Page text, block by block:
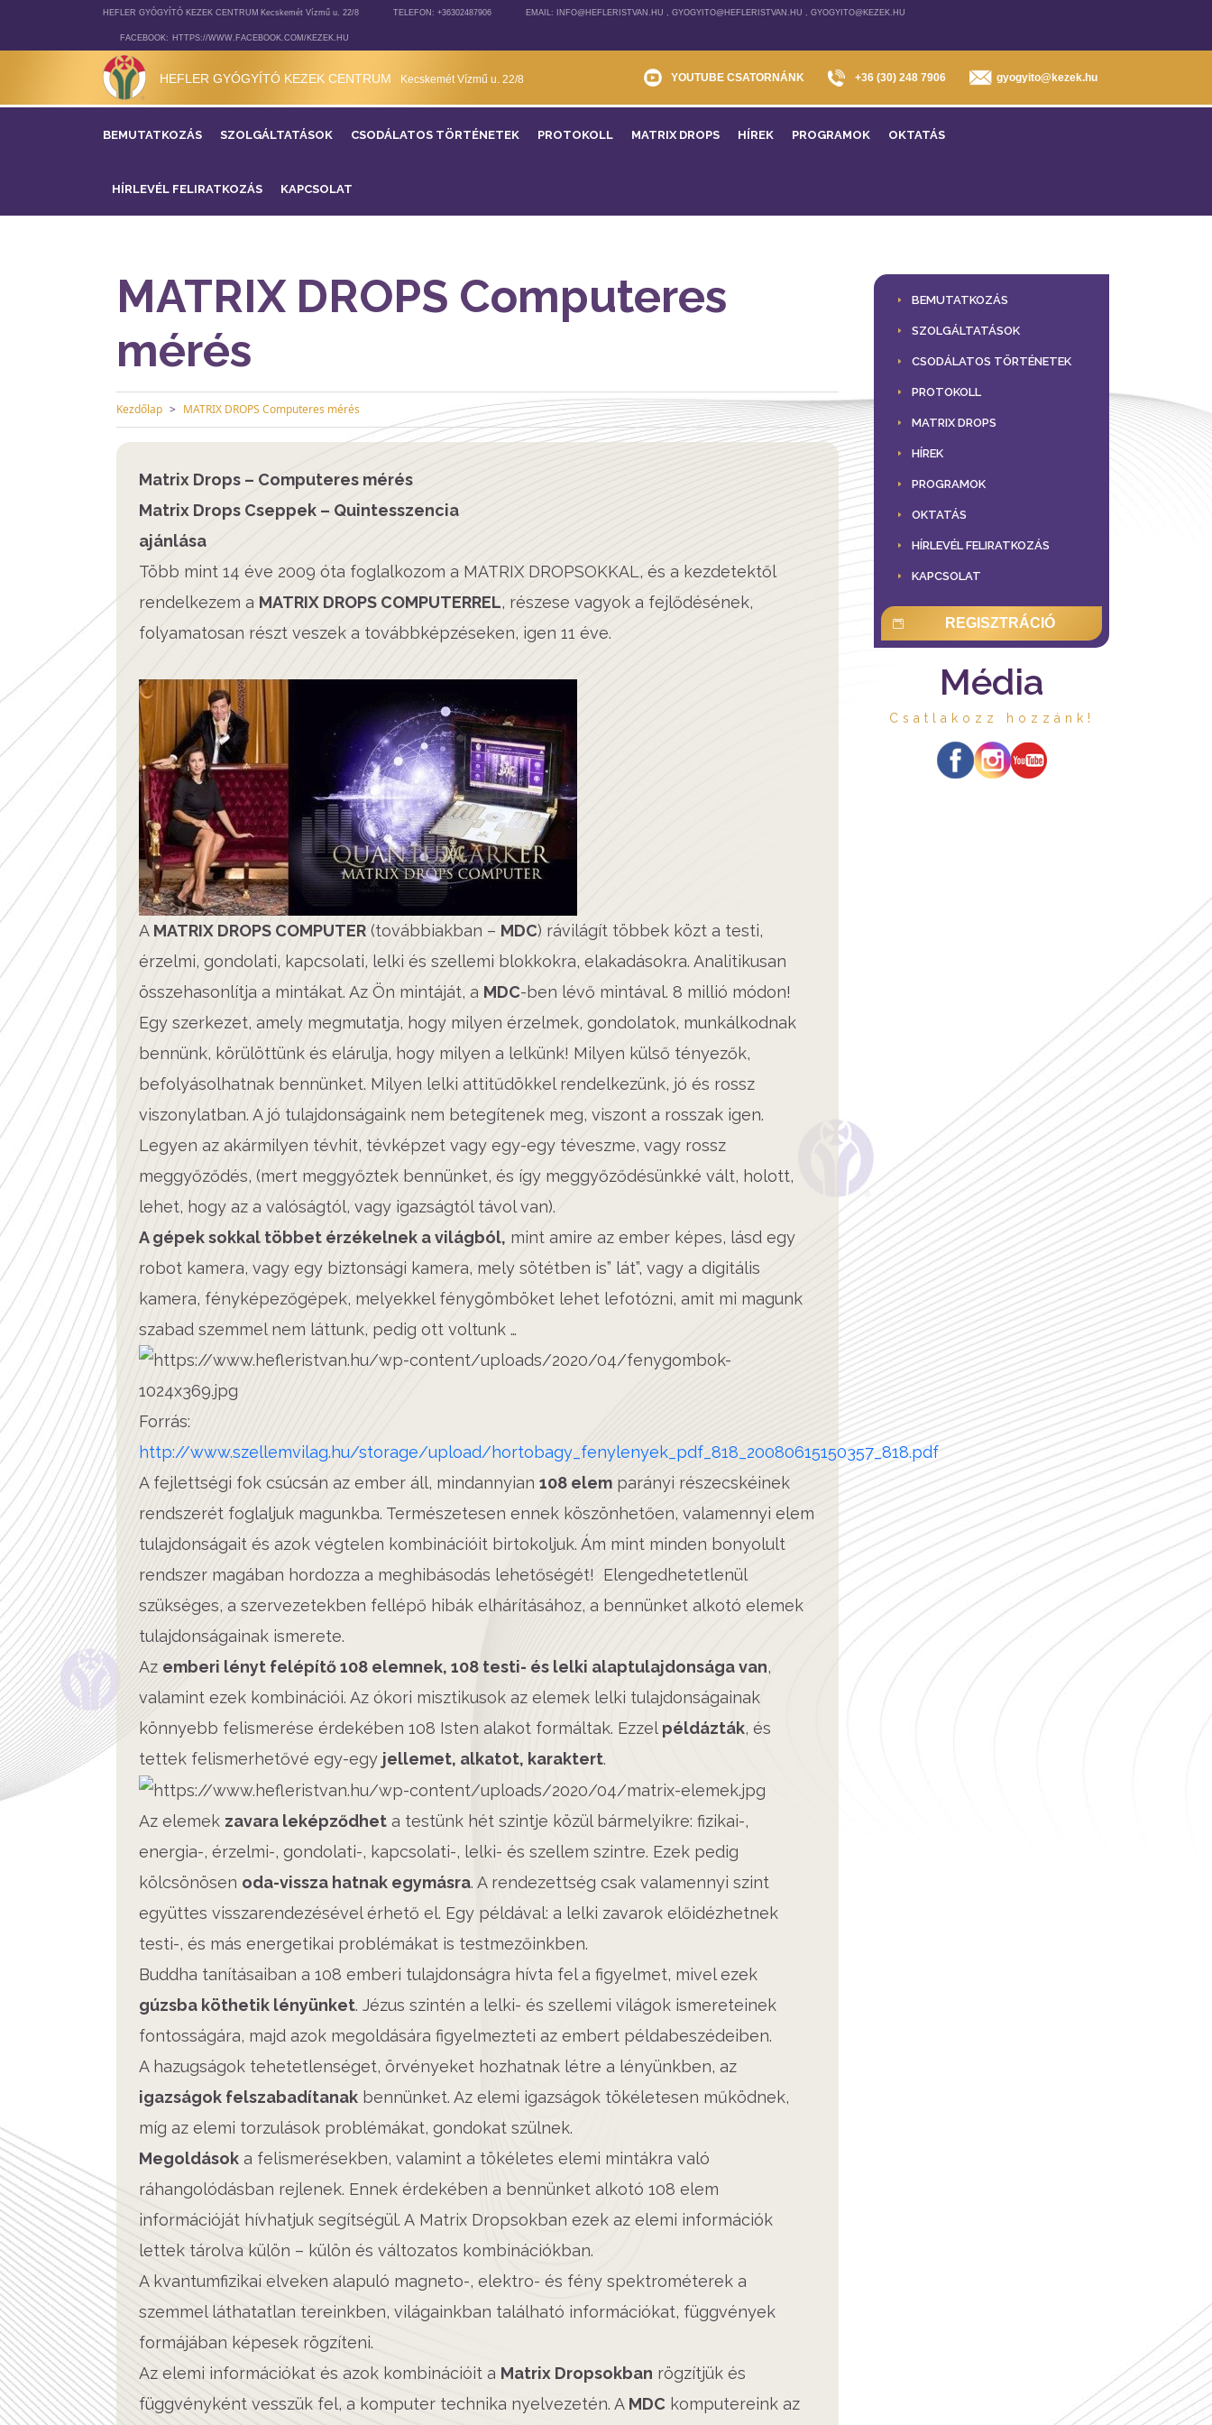
HEFLER GYÓGYÍTÓ KEZEK CENTRUM Kecskemét Vízmű u. 22/8 TELEFON: +36302487906 EMAIL: INFO@HEFLERISTVAN.HU , GYOGYITO@HEFLERISTVAN.HU , GYOGYITO@KEZEK.HU
FACEBOOK: HTTPS://WWW.FACEBOOK.COM/KEZEK.HU
HEFLER GYÓGYÍTÓ KEZEK CENTRUM Kecskemét Vízmű u. 22/8 YOUTUBE CSATORNÁNK +36 (30) 248 7906 gyogyito@kezek.hu
BEMUTATKOZÁS SZOLGÁLTATÁSOK CSODÁLATOS TÖRTÉNETEK PROTOKOLL MATRIX DROPS HÍREK PROGRAMOK OKTATÁS
HÍRLEVÉL FELIRATKOZÁS KAPCSOLAT
MATRIX DROPS Computeres
mérés
Kezdőlap MATRIX DROPS Computeres mérés
Matrix Drops – Computeres mérés
Matrix Drops Cseppek – Quintesszencia
ajánlása
Több mint 14 éve 2009 óta foglalkozom a MATRIX DROPSOKKAL, és a kezdetektől
rendelkezem a MATRIX DROPS COMPUTERREL, részese vagyok a fejlődésének,
folyamatosan részt veszek a továbbképzéseken, igen 11 éve.
A MATRIX DROPS COMPUTER (továbbiakban – MDC) rávilágít többek közt a testi,
érzelmi, gondolati, kapcsolati, lelki és szellemi blokkokra, elakadásokra. Analitikusan
összehasonlítja a mintákat. Az Ön mintáját, a MDC-ben lévő mintával. 8 millió módon!
Egy szerkezet, amely megmutatja, hogy milyen érzelmek, gondolatok, munkálkodnak
bennünk, körülöttünk és elárulja, hogy milyen a lelkünk! Milyen külső tényezők,
befolyásolhatnak bennünket. Milyen lelki attitűdökkel rendelkezünk, jó és rossz
viszonylatban. A jó tulajdonságaink nem betegítenek meg, viszont a rosszak igen.
Legyen az akármilyen tévhit, tévképzet vagy egy-egy téveszme, vagy rossz
meggyőződés, (mert meggyőztek bennünket, és így meggyőződésünkké vált, holott,
lehet, hogy az a valóságtól, vagy igazságtól távol van).
A gépek sokkal többet érzékelnek a világból, mint amire az ember képes, lásd egy
robot kamera, vagy egy biztonsági kamera, mely sötétben is” lát”, vagy a digitális
kamera, fényképezőgépek, melyekkel fénygömböket lehet lefotózni, amit mi magunk
szabad szemmel nem láttunk, pedig ott voltunk …
Forrás:
http://www.szellemvilag.hu/storage/upload/hortobagy_fenylenyek_pdf_818_20080615150357_818.pdf
A fejlettségi fok csúcsán az ember áll, mindannyian 108 elem parányi részecskéinek
rendszerét foglaljuk magunkba. Természetesen ennek köszönhetően, valamennyi elem
tulajdonságait és azok végtelen kombinációit birtokoljuk. Ám mint minden bonyolult
rendszer magában hordozza a meghibásodás lehetőségét! Elengedhetetlenül
szükséges, a szervezetekben fellépő hibák elhárításához, a bennünket alkotó elemek
tulajdonságainak ismerete.
Az emberi lényt felépítő 108 elemnek, 108 testi- és lelki alaptulajdonsága van,
valamint ezek kombinációi. Az ókori misztikusok az elemek lelki tulajdonságainak
könnyebb felismerése érdekében 108 Isten alakot formáltak. Ezzel példázták, és
tettek felismerhetővé egy-egy jellemet, alkatot, karaktert.
Az elemek zavara leképződhet a testünk hét szintje közül bármelyikre: fizikai-,
energia-, érzelmi-, gondolati-, kapcsolati-, lelki- és szellem szintre. Ezek pedig
kölcsönösen oda-vissza hatnak egymásra. A rendezettség csak valamennyi szint
együttes visszarendezésével érhető el. Egy példával: a lelki zavarok előidézhetnek
testi-, és más energetikai problémákat is testmezőinkben.
Buddha tanításaiban a 108 emberi tulajdonságra hívta fel a figyelmet, mivel ezek
gúzsba köthetik lényünket. Jézus szintén a lelki- és szellemi világok ismereteinek
fontosságára, majd azok megoldására figyelmezteti az embert példabeszédeiben.
A hazugságok tehetetlenséget, örvényeket hozhatnak létre a lényünkben, az
igazságok felszabadítanak bennünket. Az elemi igazságok tökéletesen működnek,
míg az elemi torzulások problémákat, gondokat szülnek.
Megoldások a felismerésekben, valamint a tökéletes elemi mintákra való
ráhangolódásban rejlenek. Ennek érdekében a bennünket alkotó 108 elem
információját hívhatjuk segítségül. A Matrix Dropsokban ezek az elemi információk
lettek tárolva külön – külön és változatos kombinációkban.
A kvantumfizikai elveken alapuló magneto-, elektro- és fény spektrométerek a
szemmel láthatatlan tereinkben, világainkban található információkat, függvények
formájában képesek rögzíteni.
Az elemi információkat és azok kombinációit a Matrix Dropsokban rögzítjük és
függvényként vesszük fel, a komputer technika nyelvezetén. A MDC komputereink az
BEMUTATKOZÁS
SZOLGÁLTATÁSOK
CSODÁLATOS TÖRTÉNETEK
PROTOKOLL
MATRIX DROPS
HÍREK
PROGRAMOK
OKTATÁS
HÍRLEVÉL FELIRATKOZÁS
KAPCSOLAT
REGISZTRÁCIÓ
Média
Csatlakozz hozzánk!